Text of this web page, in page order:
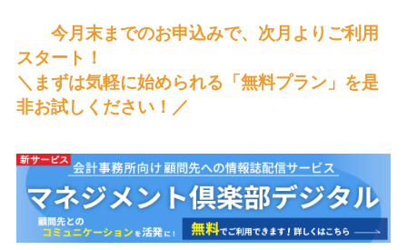
今月末までのお申込みで、次月よりご利用
スタート！
＼まずは気軽に始められる「無料プラン」を是
非お試しください！／